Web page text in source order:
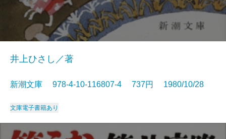
井上ひさし／著
新潮文庫 978-4-10-116807-4 737円 1980/10/28
文庫電子書籍あり